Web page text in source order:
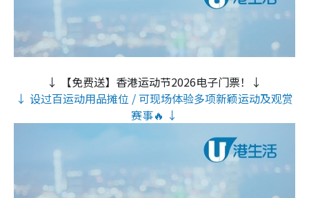
↓ 【免费送】香港运动节2026电子门票！↓
↓ 设过百运动用品摊位 / 可现场体验多项新颖运动及观赏
赛事🔥 ↓